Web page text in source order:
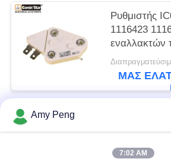
Ρυθμιστής
1116423
εναλλακτών του
FORD
ΜΑΣ
Λαϊκή κατηγορία
Amy Peng
7:02 AM